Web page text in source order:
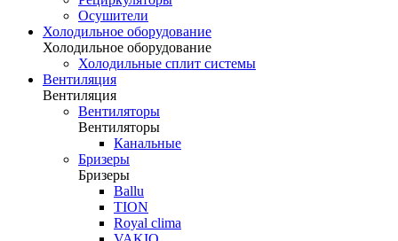
Осушители
Холодильное оборудование
Холодильное оборудование
Холодильные сплит системы
Вентиляция
Вентиляция
Вентиляторы
Вентиляторы
Канальные
Бризеры
Бризеры
Ballu
TION
Royal clima